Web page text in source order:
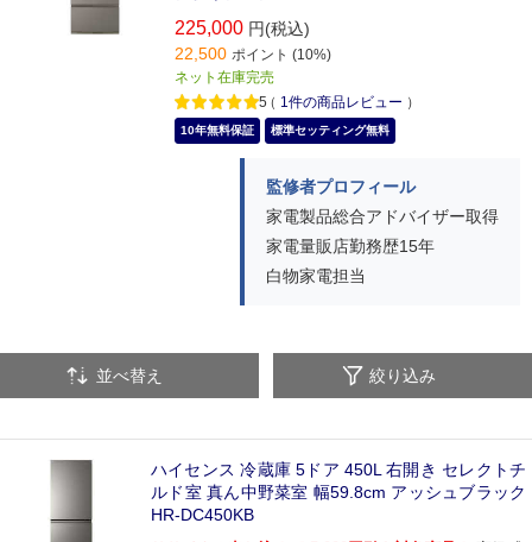
225,000 円(税込)
22,500 ポイント (10%)
ネット在庫完売
5（ 1件の商品レビュー ）
10年無料保証 標準セッティング無料
監修者プロフィール
家電製品総合アドバイザー取得
家電量販店勤務歴15年
白物家電担当
並べ替え 絞り込み
ハイセンス 冷蔵庫 5ドア 450L 右開き セレクトチ
ルド室 真ん中野菜室 幅59.8cm アッシュブラック
HR-DC450KB